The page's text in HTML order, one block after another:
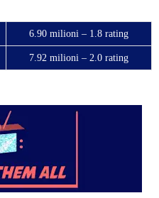
6.90 milioni – 1.8 rating
7.92 milioni – 2.0 rating